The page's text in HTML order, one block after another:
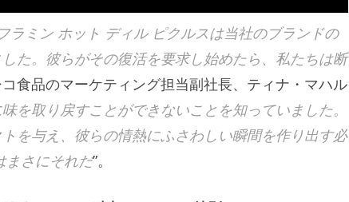
ラミン ホット ディル ピクルスは当社のブランドの
た。彼らがその復活を要求し始めたら、私たちは断
コ食品のマーケティング担当副社長、ティナ・マハル
を取り戻すことができないことを知っていました。
を与え、彼らの情熱にふさわしい瞬間を作り出す必
まさにそれだ”。